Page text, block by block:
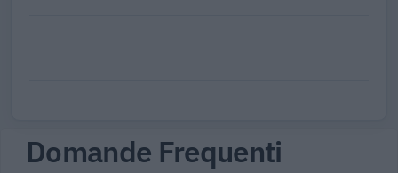
Domande Frequenti